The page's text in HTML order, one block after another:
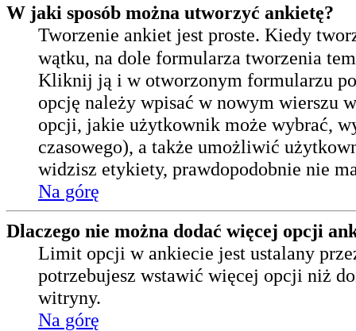
W jaki sposób można utworzyć ankietę?
Tworzenie ankiet jest proste. Kiedy
wątku, na dole formularza tworzenia
Kliknij ją i w otworzonym formularzu
opcję należy wpisać w nowym wierszu
opcji, jakie użytkownik może wybrać,
czasowego), a także umożliwić
widzisz etykiety, prawdopodobnie nie
Na górę
Dlaczego nie można dodać więcej opcji
Limit opcji w ankiecie jest ustalany
potrzebujesz wstawić więcej opcji niż
witryny.
Na górę